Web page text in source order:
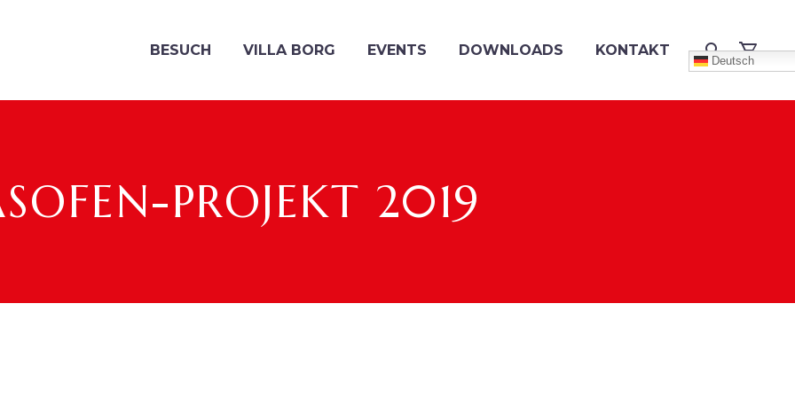
BESUCH VILLA BORG EVENTS DOWNLOADS KONTAKT
Deutsch
PROJEKT 2019